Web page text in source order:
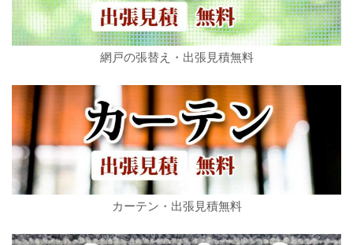
網戸の張替え・出張見積無料
カーテン・出張見積無料